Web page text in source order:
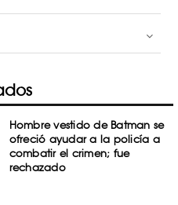
Hombre vestido de Batman se
ofreció ayudar a la policía a
combatir el crimen; fue
rechazado